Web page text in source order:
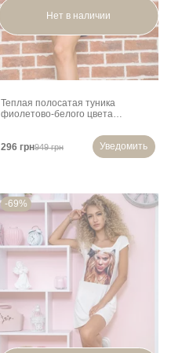
Нет в наличии
Теплая полосатая туника
фиолетово-белого цвета
296 грн949 грн Уведомить
-69%